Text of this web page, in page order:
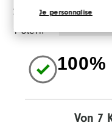
Je personnalise
2 Sterne
1 Stern
100%
Von 7